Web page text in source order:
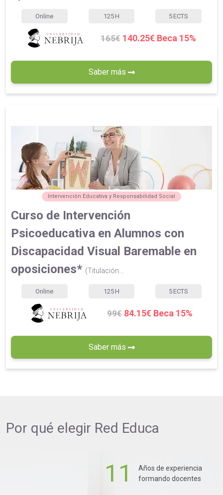
Online 125 H 5 ECTS
165€ 140.25€ Beca 15%
Saber más
Intervención Educativa y Responsabilidad Social
Curso de Intervención
Psicoeducativa en Alumnos con
Discapacidad Visual Baremable en
oposiciones* (Titulación...
Online 125 H 5 ECTS
99€ 84.15€ Beca 15%
Saber más
Por qué elegir Red Educa
11
Años de experiencia
formando docentes